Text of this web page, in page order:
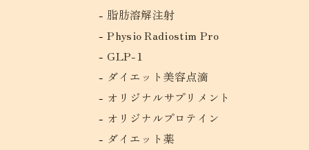
脂肪溶解注射
Physio Radiostim Pro
GLP-1
ダイエット美容点滴
オリジナルサプリメント
オリジナルプロテイン
ダイエット薬